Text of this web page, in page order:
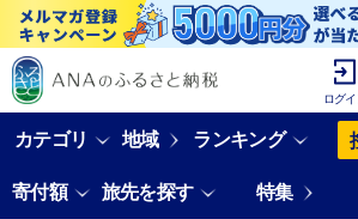
ログ
カテゴリ 地域 ランキング
寄付額 旅先を探す 特集